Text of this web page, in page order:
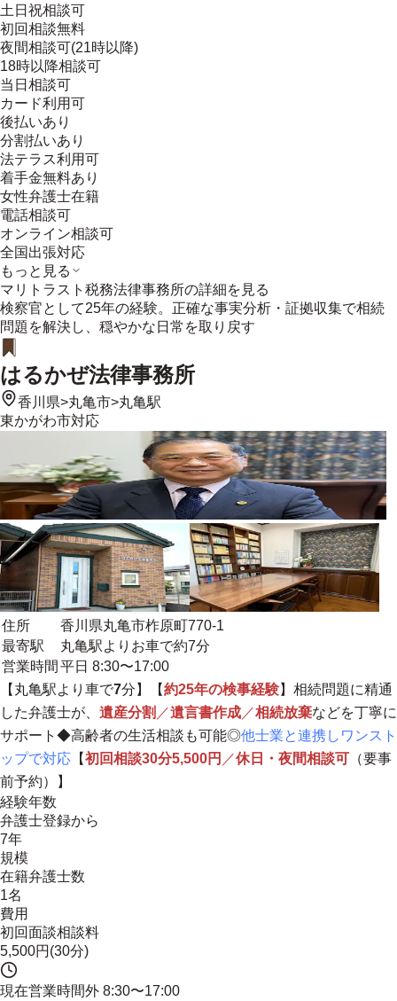
土日祝相談可
初回相談無料
夜間相談可(21時以降)
18時以降相談可
当日相談可
カード利用可
後払いあり
分割払いあり
法テラス利用可
着手金無料あり
女性弁護士在籍
電話相談可
オンライン相談可
全国出張対応
もっと見る
マリトラスト税務法律事務所の詳細を見る
検察官として25年の経験。正確な事実分析・証拠収集で相続
問題を解決し、穏やかな日常を取り戻す
はるかぜ法律事務所
香川県>丸亀市>丸亀駅
東かがわ市対応
住所
香川県丸亀市柞原町770-1
最寄駅
丸亀駅よりお車で約7分
営業時間 平日 8:30〜17:00
【丸亀駅より車で7分】【約25年の検事経験】相続問題に精通
した弁護士が、 遺産分割 ／遺言書作成 ／相続放棄などを丁寧に
サポート ◆高齢者の生活相談も可能◎他士業と連携しワンスト
ップで対応 【初回相談30分5,500円 ／休日・夜間相談可 （要事
前予約）】
経験年数
弁護士登録から
7年
規模
在籍弁護士数
1名
費用
初回面談相談料
5,500円(30分)
現在営業時間外 8:30〜17:00